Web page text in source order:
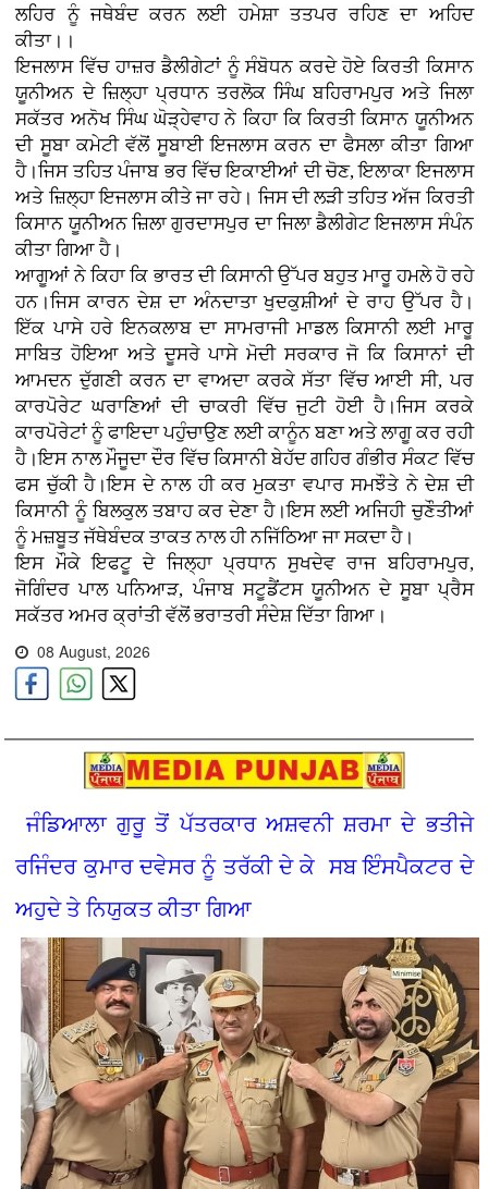
ਲਹਿਰ ਨੂੰ ਜਥੇਬੰਦ ਕਰਨ ਲਈ ਹਮੇਸ਼ਾ ਤਤਪਰ ਰਹਿਣ ਦਾ ਅਹਿਦ
ਕੀਤਾ।।
ਇਜਲਾਸ ਵਿੱਚ ਹਾਜ਼ਰ ਡੈਲੀਗੇਟਾਂ ਨੂੰ ਸੰਬੋਧਨ ਕਰਦੇ ਹੋਏ ਕਿਰਤੀ ਕਿਸਾਨ
ਯੂਨੀਅਨ ਦੇ ਜ਼ਿਲ੍ਹਾ ਪ੍ਰਧਾਨ ਤਰਲੋਕ ਸਿੰਘ ਬਹਿਰਾਮਪੁਰ ਅਤੇ ਜਿਲਾ
ਸਕੱਤਰ ਅਨੋਖ ਸਿੰਘ ਘੋੜ੍ਹੇਵਾਹ ਨੇ ਕਿਹਾ ਕਿ ਕਿਰਤੀ ਕਿਸਾਨ ਯੂਨੀਅਨ
ਦੀ ਸੂਬਾ ਕਮੇਟੀ ਵੱਲੋਂ ਸੂਬਾਈ ਇਜਲਾਸ ਕਰਨ ਦਾ ਫੈਸਲਾ ਕੀਤਾ ਗਿਆ
ਹੈ।ਜਿਸ ਤਹਿਤ ਪੰਜਾਬ ਭਰ ਵਿੱਚ ਇਕਾਈਆਂ ਦੀ ਚੋਣ, ਇਲਾਕਾ ਇਜਲਾਸ
ਅਤੇ ਜ਼ਿਲ੍ਹਾ ਇਜਲਾਸ ਕੀਤੇ ਜਾ ਰਹੇ। ਜਿਸ ਦੀ ਲੜੀ ਤਹਿਤ ਅੱਜ ਕਿਰਤੀ
ਕਿਸਾਨ ਯੂਨੀਅਨ ਜ਼ਿਲਾ ਗੁਰਦਾਸਪੁਰ ਦਾ ਜਿਲਾ ਡੈਲੀਗੇਟ ਇਜਲਾਸ ਸੰਪੰਨ
ਕੀਤਾ ਗਿਆ ਹੈ।
ਆਗੂਆਂ ਨੇ ਕਿਹਾ ਕਿ ਭਾਰਤ ਦੀ ਕਿਸਾਨੀ ਉੱਪਰ ਬਹੁਤ ਮਾਰੂ ਹਮਲੇ ਹੋ ਰਹੇ
ਹਨ।ਜਿਸ ਕਾਰਨ ਦੇਸ਼ ਦਾ ਅੰਨਦਾਤਾ ਖੁਦਕੁਸ਼ੀਆਂ ਦੇ ਰਾਹ ਉੱਪਰ ਹੈ।
ਇੱਕ ਪਾਸੇ ਹਰੇ ਇਨਕਲਾਬ ਦਾ ਸਾਮਰਾਜੀ ਮਾਡਲ ਕਿਸਾਨੀ ਲਈ ਮਾਰੂ
ਸਾਬਿਤ ਹੋਇਆ ਅਤੇ ਦੂਸਰੇ ਪਾਸੇ ਮੋਦੀ ਸਰਕਾਰ ਜੋ ਕਿ ਕਿਸਾਨਾਂ ਦੀ
ਆਮਦਨ ਦੁੱਗਣੀ ਕਰਨ ਦਾ ਵਾਅਦਾ ਕਰਕੇ ਸੱਤਾ ਵਿੱਚ ਆਈ ਸੀ, ਪਰ
ਕਾਰਪੋਰੇਟ ਘਰਾਣਿਆਂ ਦੀ ਚਾਕਰੀ ਵਿੱਚ ਜੁਟੀ ਹੋਈ ਹੈ।ਜਿਸ ਕਰਕੇ
ਕਾਰਪੋਰੇਟਾਂ ਨੂੰ ਫਾਇਦਾ ਪਹੁੰਚਾਉਣ ਲਈ ਕਾਨੂੰਨ ਬਣਾ ਅਤੇ ਲਾਗੂ ਕਰ ਰਹੀ
ਹੈ।ਇਸ ਨਾਲ ਮੌਜੂਦਾ ਦੌਰ ਵਿੱਚ ਕਿਸਾਨੀ ਬੇਹੱਦ ਗਹਿਰ ਗੰਭੀਰ ਸੰਕਟ ਵਿੱਚ
ਫਸ ਚੁੱਕੀ ਹੈ।ਇਸ ਦੇ ਨਾਲ ਹੀ ਕਰ ਮੁਕਤਾ ਵਪਾਰ ਸਮਝੌਤੇ ਨੇ ਦੇਸ਼ ਦੀ
ਕਿਸਾਨੀ ਨੂੰ ਬਿਲਕੁਲ ਤਬਾਹ ਕਰ ਦੇਣਾ ਹੈ।ਇਸ ਲਈ ਅਜਿਹੀ ਚੁਣੌਤੀਆਂ
ਨੂੰ ਮਜ਼ਬੂਤ ਜੱਥੇਬੰਦਕ ਤਾਕਤ ਨਾਲ ਹੀ ਨਜਿੱਠਿਆ ਜਾ ਸਕਦਾ ਹੈ।
ਇਸ ਮੌਕੇ ਇਫਟੂ ਦੇ ਜਿਲ੍ਹਾ ਪ੍ਰਧਾਨ ਸੁਖਦੇਵ ਰਾਜ ਬਹਿਰਾਮਪੁਰ,
ਜੋਗਿੰਦਰ ਪਾਲ ਪਨਿਆੜ, ਪੰਜਾਬ ਸਟੂਡੈਂਟਸ ਯੂਨੀਅਨ ਦੇ ਸੂਬਾ ਪ੍ਰੈਸ
ਸਕੱਤਰ ਅਮਰ ਕ੍ਰਾਂਤੀ ਵੱਲੋਂ ਭਰਾਤਰੀ ਸੰਦੇਸ਼ ਦਿੱਤਾ ਗਿਆ।
08 August, 2026
ਜੰਡਿਆਲਾ ਗੁਰੂ ਤੋਂ ਪੱਤਰਕਾਰ ਅਸ਼ਵਨੀ ਸ਼ਰਮਾ ਦੇ ਭਤੀਜੇ
ਰਜਿੰਦਰ ਕੁਮਾਰ ਦਵੇਸਰ ਨੂੰ ਤਰੱਕੀ ਦੇ ਕੇ ਸਬ ਇੰਸਪੈਕਟਰ ਦੇ
ਅਹੁਦੇ ਤੇ ਨਿਯੁਕਤ ਕੀਤਾ ਗਿਆ